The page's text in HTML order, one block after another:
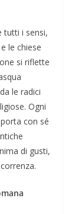
tutti i sensi,
le chiese
si riflette
le radici
Ogni
con sé
di gusti,